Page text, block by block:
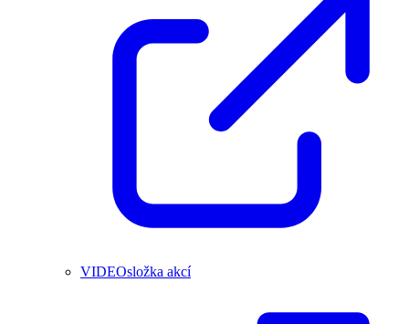
VIDEOsložka akcí